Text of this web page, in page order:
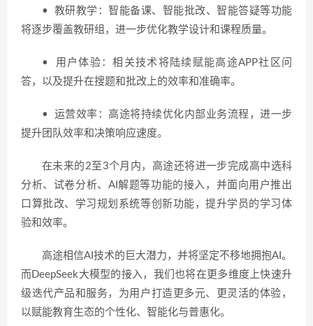
• 教研教学：智能备课、智能批改、智能答疑等功能
将逐步覆盖教研组，进一步优化教学设计和课程质量。
• 用户体验：相关技术将陆续赋能高途APP社区问
答，以及提升在搜题和批改上的效率和准确率。
• 运营效率：高途将持续优化内部业务流程，进一步
提升团队效率和决策响应速度。
在未来的2至3个月内，高途还将进一步完成高中选科
分析、试卷分析、AI解题等功能的接入，并面向用户推出
口算批改、学习规划系统等创新功能，提升学员的学习体
验和效率。
高途相信AI技术的巨大潜力，并将坚定不移地拥抱AI。
而DeepSeek大模型的接入，我们也将在更多维度上快速升
级迭代产品和服务，为用户打造更多元、更灵活的体验，
以赋能教育生态的个性化、智能化与普惠化。